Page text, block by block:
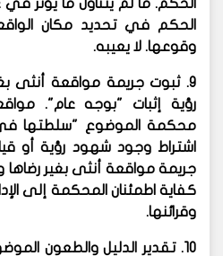
الحكم. ما لم يتناول ما يؤثر
الحكم في تحديد مكان
وقوعها. لا يعيبه.
9. ثبوت جريمة مواقعة أنثى
رؤية إثبات "بوجه عام".
محكمة الموضوع "سلطتها في
اشتراط وجود شهود رؤية أو
جريمة مواقعة أنثى بغير
كفاية اطمئنان المحكمة إلى
وقرائنها.
10. تقدير الدليل والطعون